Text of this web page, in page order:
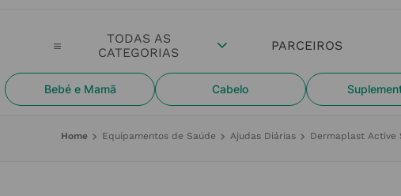
PARCEIROS
Bebé e Mamã Cabelo
Equipamentos de Saúde Ajudas Diárias Dermaplast Active